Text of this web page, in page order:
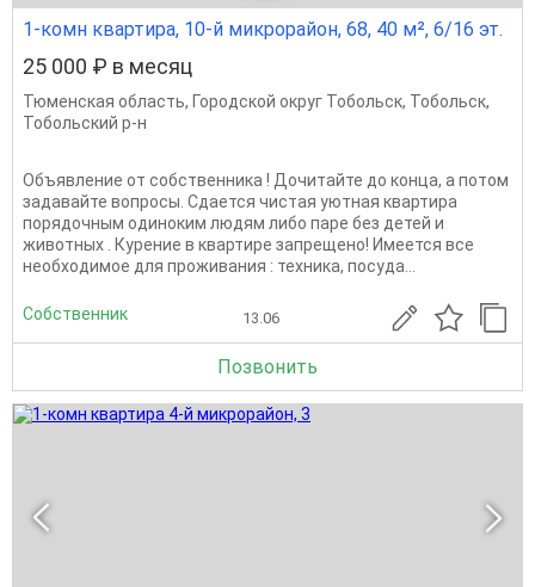
1-комн квартира, 10-й микрорайон, 68, 40 м², 6/16 эт.
25 000 ₽ в месяц
Тюменская область, Городской округ Тобольск, Тобольск,
Тобольский р-н
Объявление от собственника ! Дочитайте до конца, а потом
задавайте вопросы. Сдается чистая уютная квартира
порядочным одиноким людям либо паре без детей и
животных . Курение в квартире запрещено! Имеется все
необходимое для проживания : техника, посуда...
Собственник 13.06
Позвонить